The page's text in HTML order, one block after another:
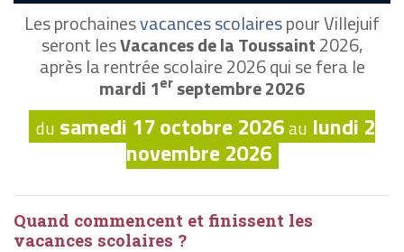
Les prochainesvacances scolairespour Villejuif
seront lesVacances de la Toussaint2026,
après la rentrée scolaire 2026 qui se fera le
mardi 1er septembre 2026
du samedi 17 octobre 2026au lundi 2
novembre 2026
Quand commencent et finissent les
vacances scolaires ?